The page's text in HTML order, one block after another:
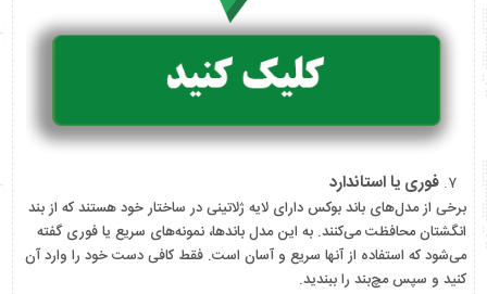
فوری یا استاندارد
برخی از مدل‌های باند بوکس دارای لایه ژلاتینی در ساختار خود هستند که از بند
انگشتان محافظت می‌کنند. به این مدل باندها، نمونه‌های سریع یا فوری گفته
می‌شود که استفاده از آنها سریع و آسان است. فقط کافی دست خود را وارد آن
کنید و سپس مچ‌بند را ببندید.